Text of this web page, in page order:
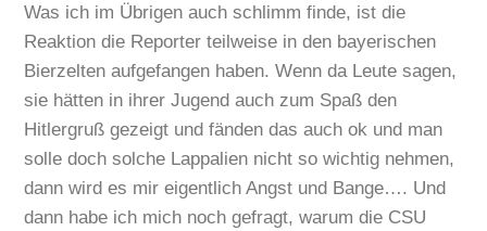
Was ich im Übrigen auch schlimm finde, ist die
Reaktion die Reporter teilweise in den bayerischen
Bierzelten aufgefangen haben. Wenn da Leute sagen,
sie hätten in ihrer Jugend auch zum Spaß den
Hitlergruß gezeigt und fänden das auch ok und man
solle doch solche Lappalien nicht so wichtig nehmen,
dann wird es mir eigentlich Angst und Bange…. Und
dann habe ich mich noch gefragt, warum die CSU